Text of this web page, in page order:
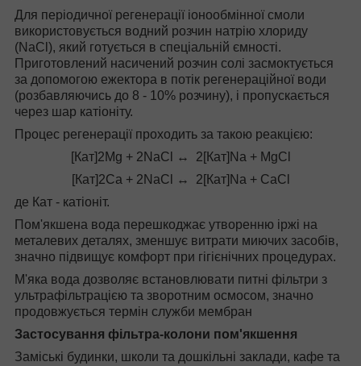
Для періодичної регенерації іонообмінної смоли
використовується водний розчин натрію хлориду
(NaCl), який готується в спеціальній ємності.
Приготовлений насичений розчин солі засмоктується
за допомогою ежектора в потік регенераційної води
(розбавляючись до 8 - 10% розчину), і пропускається
через шар катіоніту.
Процес регенерації проходить за такою реакцією:
[Кат]2Mg + 2NaCl ↔ 2[Кат]Nа + MgCl
[Кат]2Са + 2NaCl ↔ 2[Кат]Nа + CaCl
де Кат - катіоніт.
Пом'якшена вода перешкоджає утворенню іржі на
металевих деталях, зменшує витрати миючих засобів,
значно підвищує комфорт при гігієнічних процедурах.
М'яка вода дозволяє встановлювати питні фільтри з
ультрафільтрацією та зворотним осмосом, значно
продовжується термін служби мембран
Застосування фільтра-колони пом'якшення
Заміські будинки, школи та дошкільні заклади, кафе та